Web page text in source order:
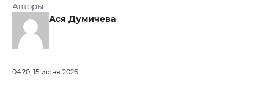
Авторы
Ася Думичева
04:20, 15 июня 2026